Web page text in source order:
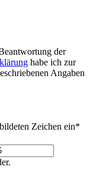
der
habe ich zur
Angaben
Zeichen ein*